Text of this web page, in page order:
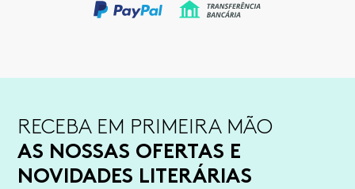
RECEBA EM PRIMEIRA MÃO
AS NOSSAS OFERTAS E
NOVIDADES LITERÁRIAS